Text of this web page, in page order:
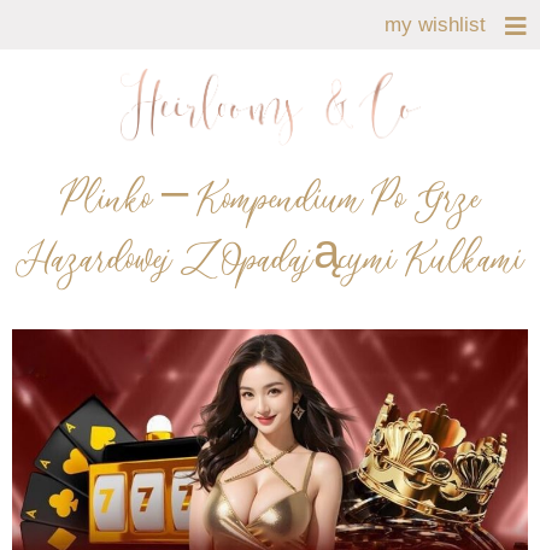
my wishlist
Plinko – Kompendium Po Grze
Hazardowej Z Opadającymi Kulkami